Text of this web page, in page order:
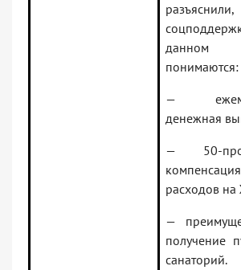
данном
понимаются:
—
денежная
— 50-
компенсация
расходов
—
получение
санаторий.